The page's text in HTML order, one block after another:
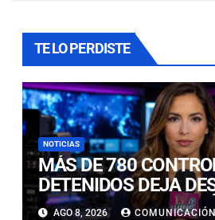
TE LO PERDISTE
NOTICIAS
MÁS DE 780
DETENIDOS DEJA
POLICIAL EN
AGO 8, 2026